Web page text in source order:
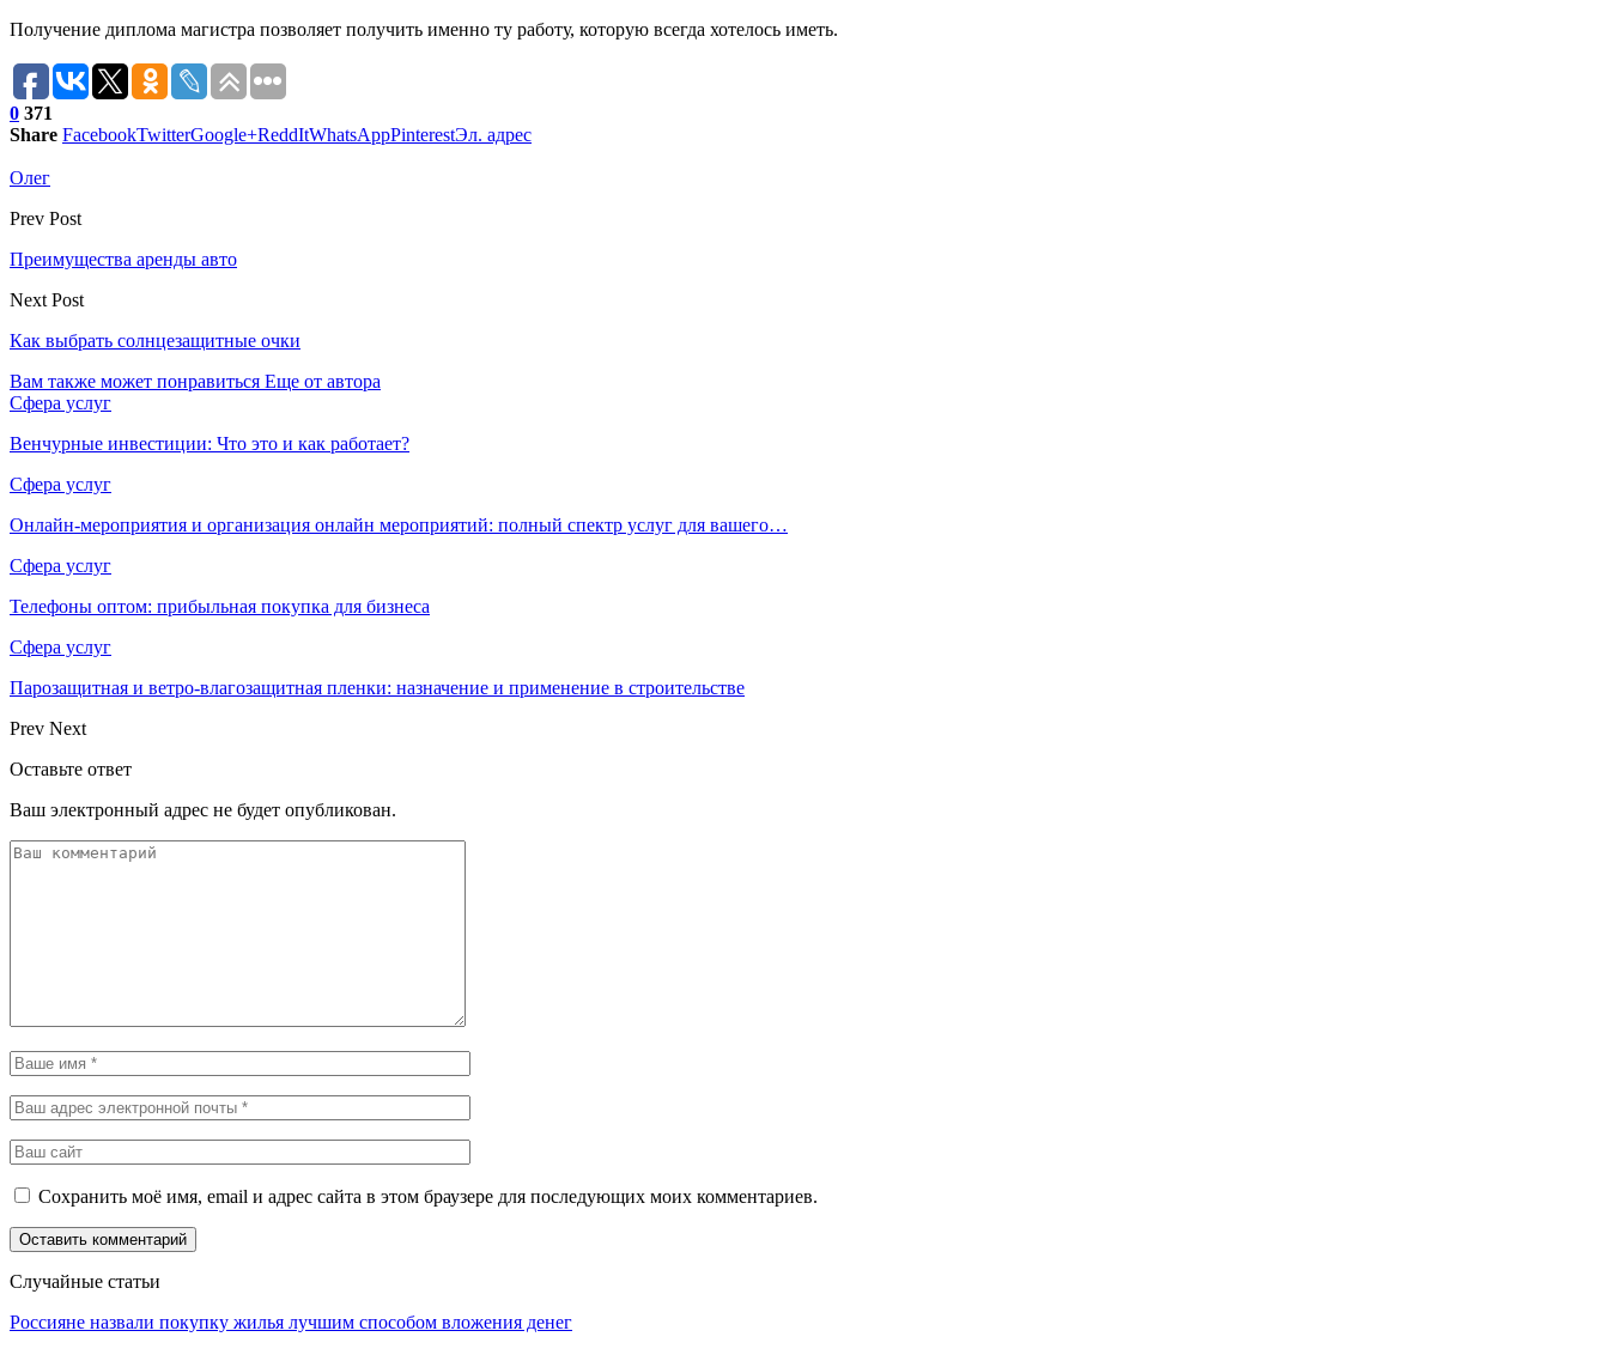
Получение диплома магистра позволяет получить именно ту работу, которую всегда хотелось иметь.
0 371
Share FacebookTwitterGoogle+ReddItWhatsAppPinterestЭл. адрес
Олег
Prev Post
Преимущества аренды авто
Next Post
Как выбрать солнцезащитные очки
Вам также может понравиться Еще от автора
Сфера услуг
Венчурные инвестиции: Что это и как работает?
Сфера услуг
Онлайн-мероприятия и организация онлайн мероприятий: полный спектр услуг для вашего…
Сфера услуг
Телефоны оптом: прибыльная покупка для бизнеса
Сфера услуг
Парозащитная и ветро-влагозащитная пленки: назначение и применение в строительстве
Prev Next
Оставьте ответ
Ваш электронный адрес не будет опубликован.
Сохранить моё имя, email и адрес сайта в этом браузере для последующих моих комментариев.
Случайные статьи
Россияне назвали покупку жилья лучшим способом вложения денег